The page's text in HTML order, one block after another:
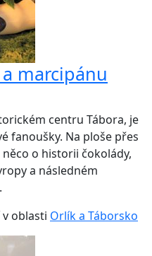
marcipánu
centru Tábora, je
fanoušky. Na ploše přes
o historii čokolády,
a následném
oblasti Orlík a Táborsko